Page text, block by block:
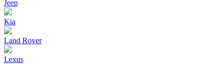
Jeep
Kia
Land Rover
Lexus